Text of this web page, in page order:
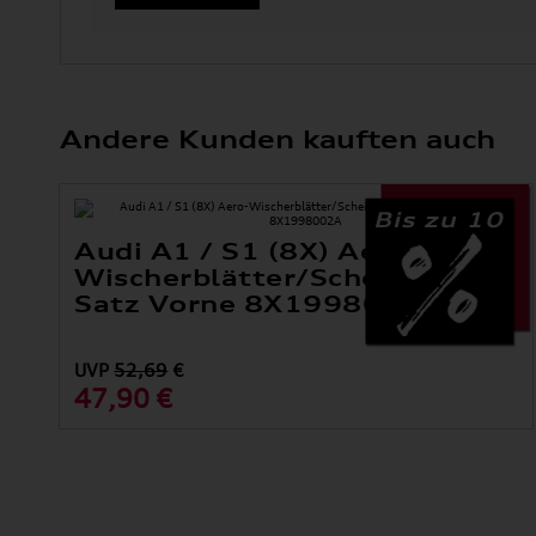
Andere Kunden kauften auch
Bis zu 10
Audi A1 / S1 (8X) Aero-
Wischerblätter/
Satz Vorne 8X1998002A
UVP52,69 €
47,90 €